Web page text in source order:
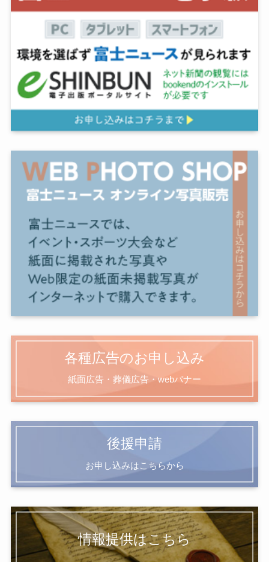
各種広告のお申し込み
紙面広告・葬儀広告・webバナー
後援申請
お申し込みはこちらから
情報提供はこちら